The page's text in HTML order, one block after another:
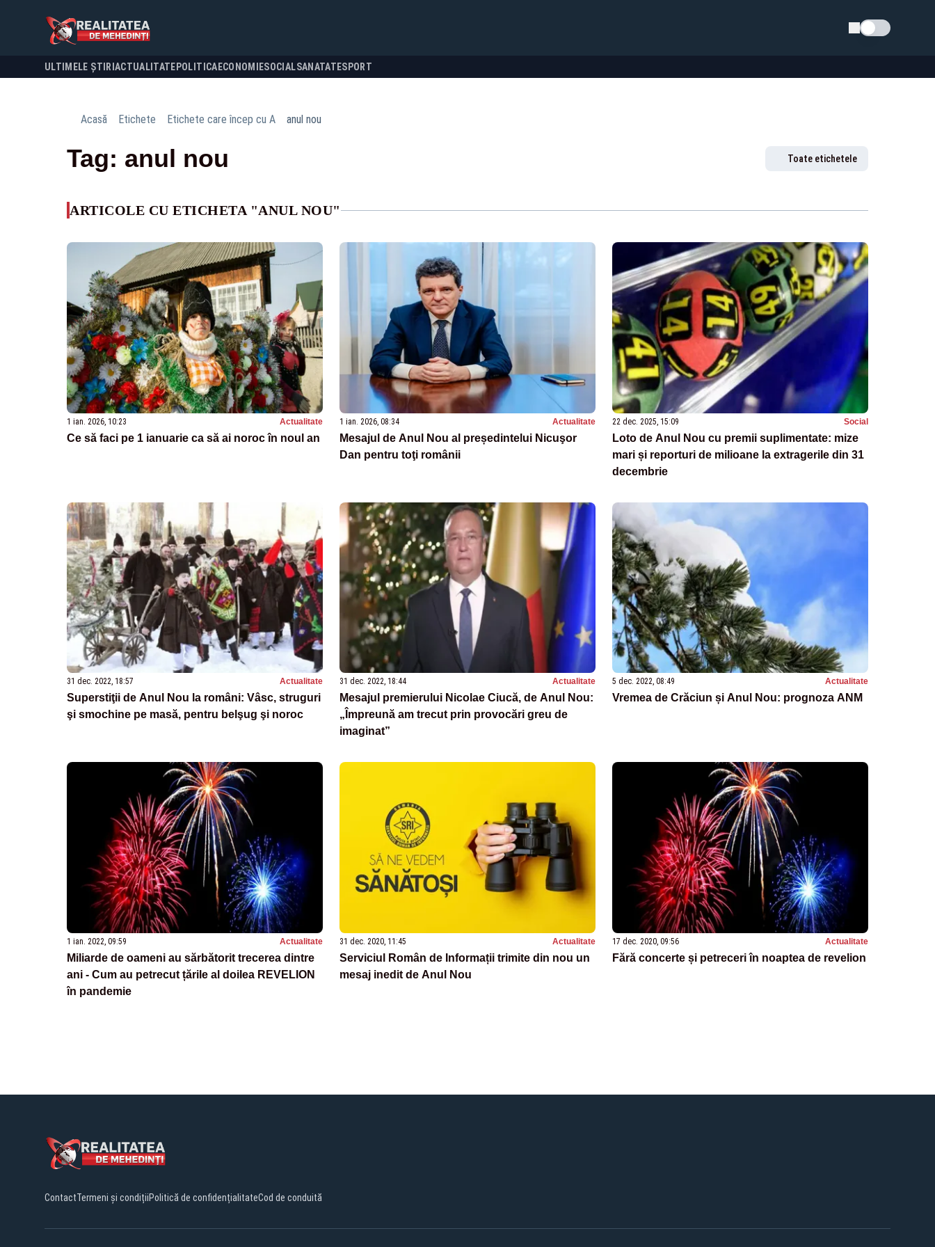
Schimba tema
ULTIMELE ȘTIRI ACTUALITATE POLITICA ECONOMIESOCIALSANATATESPORT
Acasă Etichete Etichete care încep cu A anul nou
Tag: anul nou Toate etichetele
ARTICOLE CU ETICHETA "ANUL NOU"
1 ian. 2026, 10:23 Actualitate
Ce să faci pe 1 ianuarie ca să ai noroc în noul an
1 ian. 2026, 08:34 Actualitate
Mesajul de Anul Nou al președintelui Nicuşor
Dan pentru toţi românii
22 dec. 2025, 15:09 Social
Loto de Anul Nou cu premii suplimentate: mize
mari și reporturi de milioane la extragerile din 31
decembrie
31 dec. 2022, 18:57 Actualitate
Superstiţii de Anul Nou la români: Vâsc, struguri
şi smochine pe masă, pentru belşug şi noroc
31 dec. 2022, 18:44 Actualitate
Mesajul premierului Nicolae Ciucă, de Anul Nou:
„Împreună am trecut prin provocări greu de
imaginat”
5 dec. 2022, 08:49 Actualitate
Vremea de Crăciun și Anul Nou: prognoza ANM
1 ian. 2022, 09:59 Actualitate
Miliarde de oameni au sărbătorit trecerea dintre
ani - Cum au petrecut țările al doilea REVELION
în pandemie
31 dec. 2020, 11:45 Actualitate
Serviciul Român de Informații trimite din nou un
mesaj inedit de Anul Nou
17 dec. 2020, 09:56 Actualitate
Fără concerte și petreceri în noaptea de revelion
ContactTermeni și condițiiPolitică de confidențialitateCod de conduită